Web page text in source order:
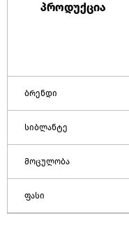
პროდუქცია
ბრენდი
სიბლანტე
მოცულობა
ფასი